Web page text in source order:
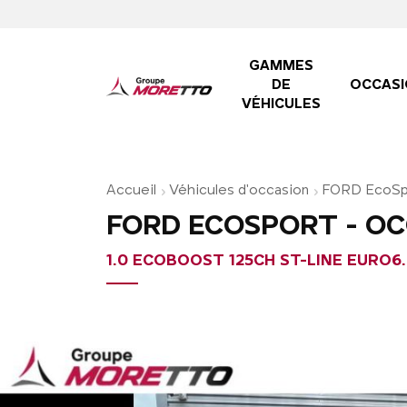
GAMMES
DE
VÉHICULES
Accueil Véhicules d'occasion FORD
FORD ECOSPORT -
1.0 ECOBOOST 125CH ST-LINE